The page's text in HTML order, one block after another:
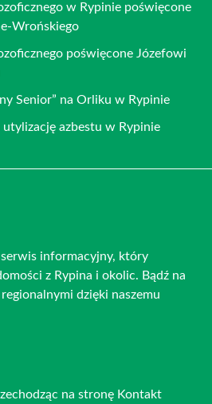
w Rypinie poświęcone
Wrońskiego
poświęcone Józefowi
Senior” na Orliku w Rypinie
azbestu w Rypinie
informacyjny, który
z Rypina i okolic. Bądź na
dzięki naszemu
na stronę Kontakt